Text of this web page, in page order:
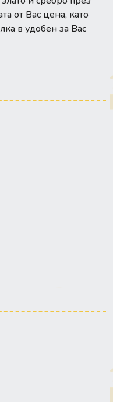
от Вас цена, като
в удобен за Вас